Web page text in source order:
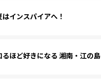
インスパイアへ！
るほど好きになる 湘南・江の島